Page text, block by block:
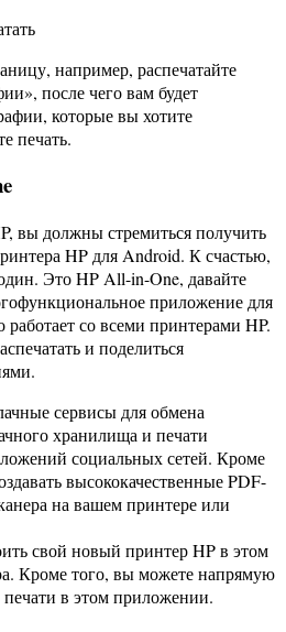
например, распечатайте
после чего вам будет
которые вы хотите
печать.
вы должны стремиться получить
HP для Android. К счастью,
Это HP All-in-One, давайте
приложение для
со всеми принтерами HP.
и поделиться
сервисы для обмена
хранилища и печати
социальных сетей. Кроме
высококачественные PDF-
на вашем принтере или
свой новый принтер HP в этом
Кроме того, вы можете напрямую
в этом приложении.